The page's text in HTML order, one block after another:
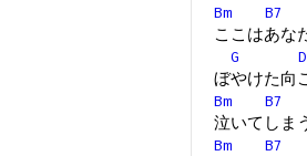
Bm
B7
ここはあな
G
ぼやけた向
Bm
B7
泣いてし
Bm
B7